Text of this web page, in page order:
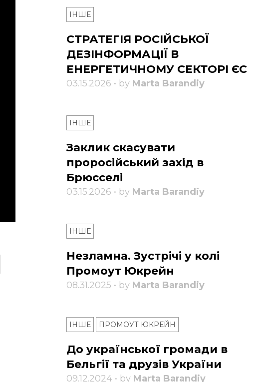
ІНШЕ
СТРАТЕГІЯ РОСІЙСЬКОЇ
ДЕЗІНФОРМАЦІЇ В
ЕНЕРГЕТИЧНОМУ СЕКТОРІ ЄС
03.15.2026 • by Marta Barandiy
ІНШЕ
Заклик скасувати
проросійський захід в
Брюсселі
03.15.2026 • by Marta Barandiy
ІНШЕ
Незламна. Зустрічі у колі
Промоут Юкрейн
08.31.2025 • by Marta Barandiy
ІНШЕ ПРОМОУТ ЮКРЕЙН
До української громади в
Бельгії та друзів України
09.12.2024 • by Marta Barandiy